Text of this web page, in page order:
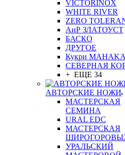
VICTORINOX
WHITE RIVER
ZERO
АиР ЗЛАТОУСТ
БАСКО
ДРУГОЕ
Кукри
СЕВЕРНАЯ
+ ЕЩЕ 34
АВТОРСКИЕ НОЖИ
МАСТЕРСКАЯ
СЕМИНА
URAL EDC
МАСТЕРСКАЯ
УРАЛЬСКИЙ